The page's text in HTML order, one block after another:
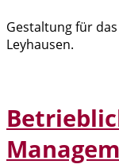
Gestaltung für
Leyhausen.